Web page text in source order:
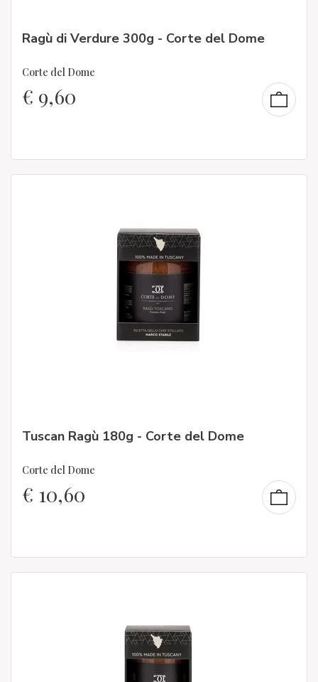
Ragù di Verdure 300g - Corte del Dome
Corte del Dome
€ 9,60
Tuscan Ragù 180g - Corte del Dome
Corte del Dome
€ 10,60